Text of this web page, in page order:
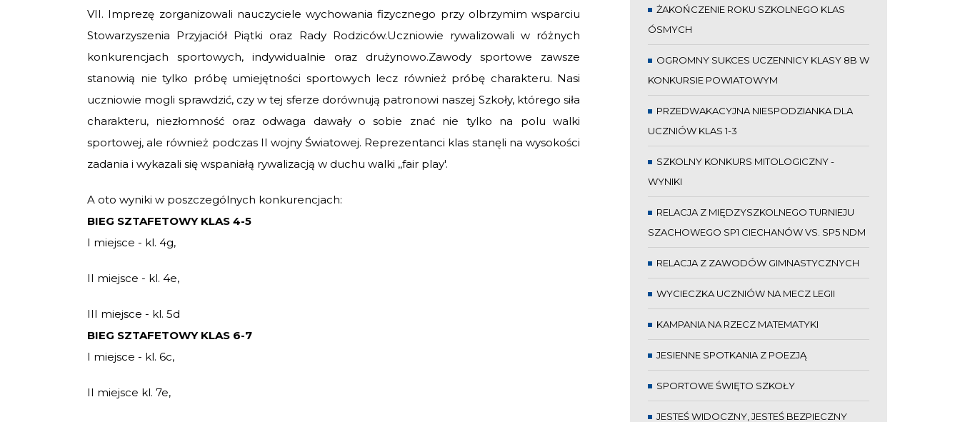
VII. Imprezę zorganizowali nauczyciele wychowania fizycznego przy olbrzymim wsparciu
Stowarzyszenia Przyjaciół Piątki oraz Rady Rodziców.Uczniowie rywalizowali w różnych
konkurencjach sportowych, indywidualnie oraz drużynowo.Zawody sportowe zawsze
stanowią nie tylko próbę umiejętności sportowych lecz również próbę charakteru. Nasi
uczniowie mogli sprawdzić, czy w tej sferze dorównują patronowi naszej Szkoły, którego siła
charakteru, niezłomność oraz odwaga dawały o sobie znać nie tylko na polu walki
sportowej, ale również podczas II wojny Światowej. Reprezentanci klas stanęli na wysokości
zadania i wykazali się wspaniałą rywalizacją w duchu walki ,,fair play'.
A oto wyniki w poszczególnych konkurencjach:
BIEG SZTAFETOWY KLAS 4-5
I miejsce - kl. 4g,
II miejsce - kl. 4e,
III miejsce - kl. 5d
BIEG SZTAFETOWY KLAS 6-7
I miejsce - kl. 6c,
II miejsce kl. 7e,
ŻAKOŃCZENIE ROKU SZKOLNEGO KLAS
ÓSMYCH
OGROMNY SUKCES UCZENNICY KLASY 8B W
KONKURSIE POWIATOWYM
PRZEDWAKACYJNA NIESPODZIANKA DLA
UCZNIÓW KLAS 1-3
SZKOLNY KONKURS MITOLOGICZNY -
WYNIKI
RELACJA Z MIĘDZYSZKOLNEGO TURNIEJU
SZACHOWEGO SP1 CIECHANÓW VS. SP5 NDM
RELACJA Z ZAWODÓW GIMNASTYCZNYCH
WYCIECZKA UCZNIÓW NA MECZ LEGII
KAMPANIA NA RZECZ MATEMATYKI
JESIENNE SPOTKANIA Z POEZJĄ
SPORTOWE ŚWIĘTO SZKOŁY
JESTEŚ WIDOCZNY, JESTEŚ BEZPIECZNY